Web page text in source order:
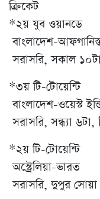
ক্রিকেট
*২য় যুব ওয়ানডে
বাংলাদেশ-
সরাসরি, সকাল
*৩য় টি-টোয়েন্টি
বাংলাদেশ-ওয়েস্ট
সরাসরি, সন্ধ্যা
*২য় টি-টোয়েন্টি
অস্ট্রেলিয়া-ভারত
সরাসরি, দুপুর সোয়া